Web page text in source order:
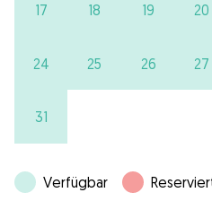
17 18 19 20
24 25 26 27
31
Verfügbar